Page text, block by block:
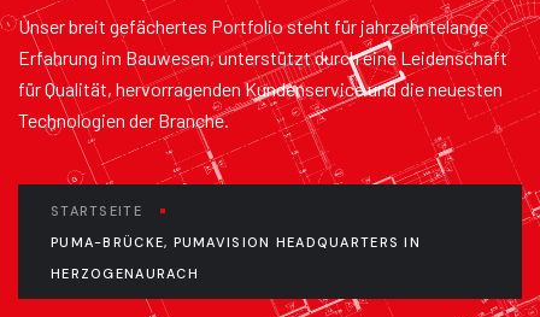
Unser breit gefächertes Portfolio steht für jahrzehntelange
Erfahrung im Bauwesen, unterstützt durch eine Leidenschaft
für Qualität, hervorragenden Kundenservice und die neuesten
Technologien der Branche.
STARTSEITE
PUMA-BRÜCKE, PUMAVISION HEADQUARTERS IN
HERZOGENAURACH